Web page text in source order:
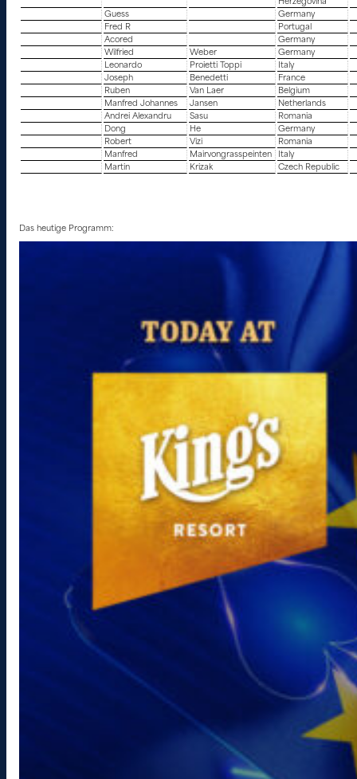
Guess
Germany
Fred R
Portugal
Acored
Germany
Wilfried
Weber
Germany
Leonardo
Proietti Toppi
Italy
Joseph
Benedetti
France
Ruben
Van Laer
Belgium
Manfred Johannes
Jansen
Netherlands
Andrei Alexandru
Sasu
Romania
Dong
He
Germany
Robert
Vizi
Romania
Manfred
Mairvongrasspeinten
Italy
Martin
Krizak Czech Republic
Das heutige Programm: